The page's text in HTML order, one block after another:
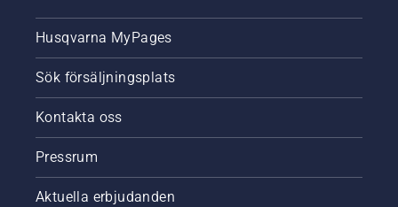
Husqvarna MyPages
Sök försäljningsplats
Kontakta oss
Pressrum
Aktuella erbjudanden